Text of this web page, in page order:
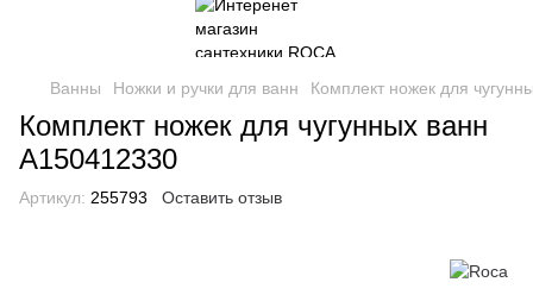
Ванны Ножки и ручки для ванн Комплект ножек для
Комплект ножек для чугунных ванн
A150412330
Артикул: 255793 Оставить отзыв